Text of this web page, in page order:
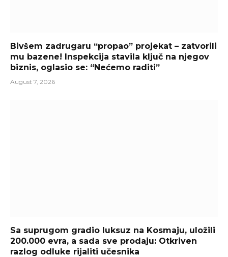
Bivšem zadrugaru “propao” projekat – zatvorili
mu bazene! Inspekcija stavila ključ na njegov
biznis, oglasio se: “Nećemo raditi”
August 7, 2026
Sa suprugom gradio luksuz na Kosmaju, uložili
200.000 evra, a sada sve prodaju: Otkriven
razlog odluke rijaliti učesnika